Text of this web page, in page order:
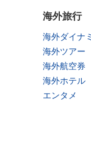
間］2026年7月11日（
」キャンペーン
年7月17日（金）
年7月17日（金）宿泊
海外旅行
海外ダイナ
海外ツアー
海外航空券
海外ホテル
エンタメ